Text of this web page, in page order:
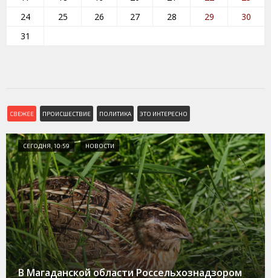
24
25 26 27 28 29
30
31
СВЕЖЕЕ ПРОИСШЕСТВИЕ ПОЛИТИКА ЭТО ИНТЕРЕСНО
СЕГОДНЯ, 10:59 НОВОСТИ
В Магаданской области Россельхознадзором